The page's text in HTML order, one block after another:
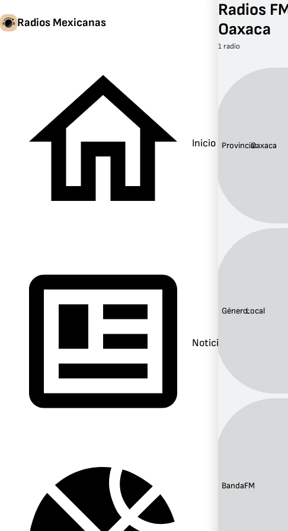
Radios Mexicanas
Inicio
Noticias
Radios
Oaxaca
1 radio
Provincia:Oaxaca
Género:Local
Banda:FM